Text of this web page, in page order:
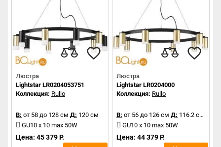
Люстра
Lightstar LR0204053751
Коллекция: Rullo
В: от 58 до 128 см Д: 120 см
GU10 x 10 max 50W
Цена: 45 379 Р.
Люстра
Lightstar LR0204000
Коллекция: Rullo
В: от 56 до 126 см Д: 116.2 см
GU10 x 10 max 50W
Цена: 44 379 Р.